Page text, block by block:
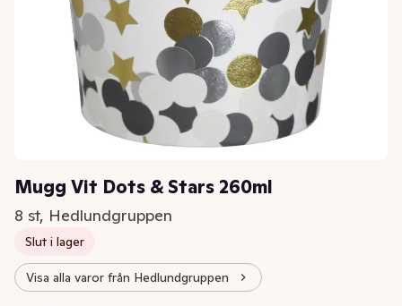
Mugg Vit Dots & Stars 260ml
8 st, Hedlundgruppen
Slut i lager
Visa alla varor från Hedlundgruppen